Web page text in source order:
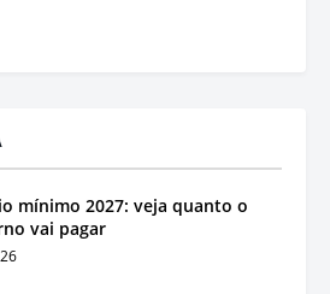
mínimo 2027: veja quanto o
vai pagar